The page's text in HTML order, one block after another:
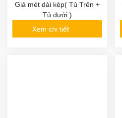
Giá mét dài kép( Tủ Trên +
Tủ dưới )
Xem chi tiết